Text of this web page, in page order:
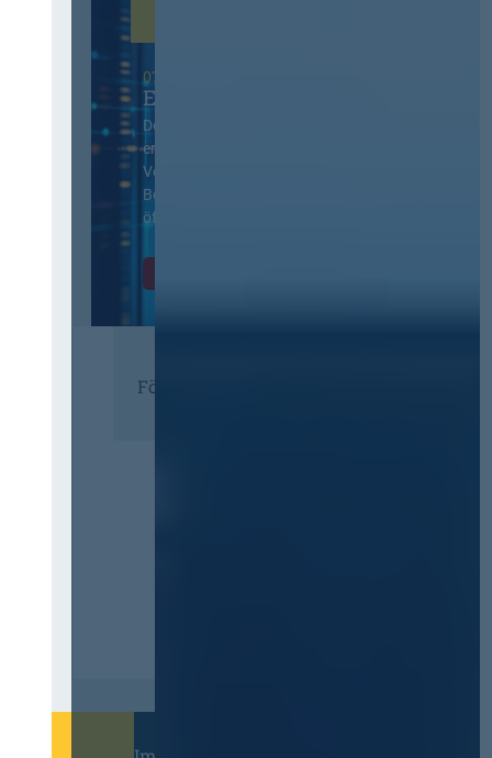
07. Oktober 2026 in Berlin
EVB-IT Thementag
Der Thementag für die
ergänzenden
Vertragsbedingungen von IT-
Beschaffung in der
öffentlichen Verwaltung
Förderer